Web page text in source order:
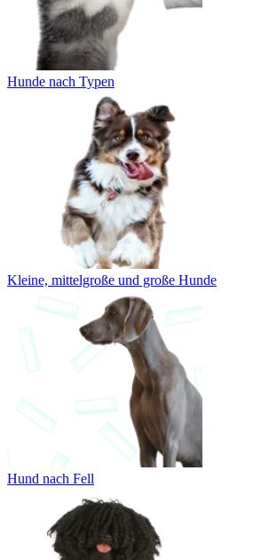
Hunde nach Typen
Kleine, mittelgroße und große Hunde
Hund nach Fell